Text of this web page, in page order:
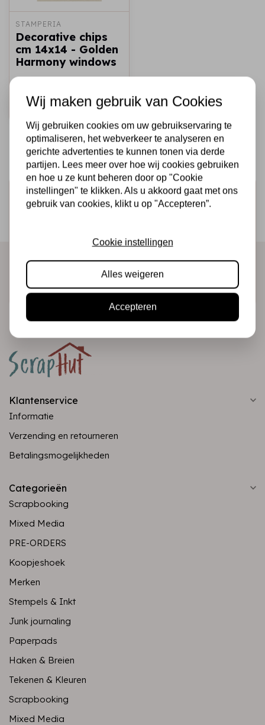
STAMPERIA
Decorative chips
cm 14x14 - Golden
Harmony windows
Snel toevoegen
Schrijf je in voor de nieuwsbrief
Klantenservice
Informatie
Verzending en retourneren
Betalingsmogelijkheden
Categorieën
Scrapbooking
Mixed Media
PRE-ORDERS
Koopjeshoek
Merken
Stempels & Inkt
Junk journaling
Paperpads
Haken & Breien
Tekenen & Kleuren
Scrapbooking
Mixed Media
Wij maken gebruik van Cookies
Wij gebruiken cookies om uw gebruikservaring te
optimaliseren, het webverkeer te analyseren en
gerichte advertenties te kunnen tonen via derde
partijen. Lees meer over hoe wij cookies gebruiken
en hoe u ze kunt beheren door op "Cookie
instellingen" te klikken. Als u akkoord gaat met ons
gebruik van cookies, klikt u op "Accepteren”.
Cookie instellingen
Alles weigeren
Accepteren